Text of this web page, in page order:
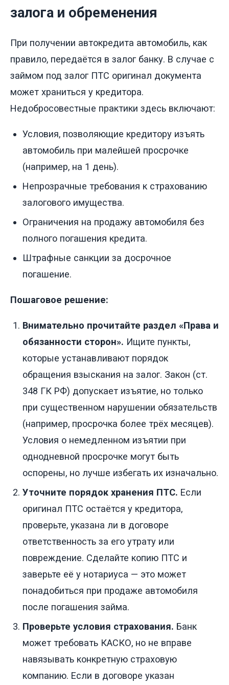
залога и обременения
При получении автокредита автомобиль, как
правило, передаётся в залог банку. В случае с
займом под залог ПТС оригинал документа
может храниться у кредитора.
Недобросовестные практики здесь включают:
Условия, позволяющие кредитору изъять
автомобиль при малейшей просрочке
(например, на 1 день).
Непрозрачные требования к страхованию
залогового имущества.
Ограничения на продажу автомобиля без
полного погашения кредита.
Штрафные санкции за досрочное
погашение.
Пошаговое решение:
Внимательно прочитайте раздел «Права и
обязанности сторон». Ищите пункты,
которые устанавливают порядок
обращения взыскания на залог. Закон (ст.
348 ГК РФ) допускает изъятие, но только
при существенном нарушении обязательств
(например, просрочка более трёх месяцев).
Условия о немедленном изъятии при
однодневной просрочке могут быть
оспорены, но лучше избегать их изначально.
Уточните порядок хранения ПТС. Если
оригинал ПТС остаётся у кредитора,
проверьте, указана ли в договоре
ответственность за его утрату или
повреждение. Сделайте копию ПТС и
заверьте её у нотариуса — это может
понадобиться при продаже автомобиля
после погашения займа.
Проверьте условия страхования. Банк
может требовать КАСКО, но не вправе
навязывать конкретную страховую
компанию. Если в договоре указан